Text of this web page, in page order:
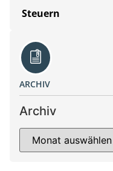
Steuern
ARCHIV
Archiv